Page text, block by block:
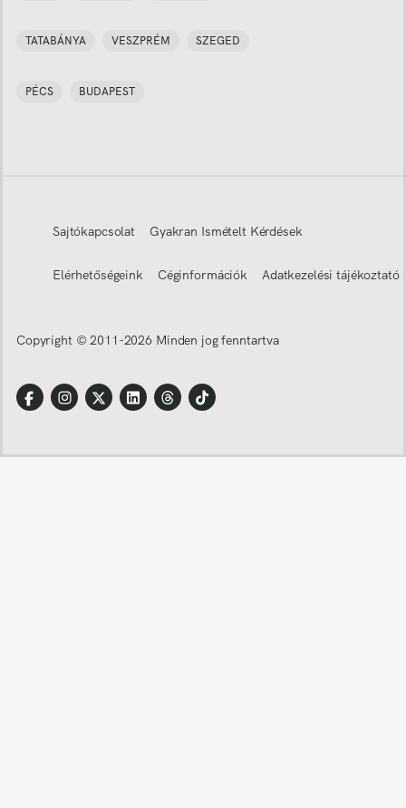
TATABÁNYA VESZPRÉM SZEGED
PÉCS BUDAPEST
Sajtókapcsolat Gyakran Ismételt Kérdések
Elérhetőségeink Céginformációk Adatkezelési tájékoztató
Copyright © 2011-2026 Minden jog fenntartva